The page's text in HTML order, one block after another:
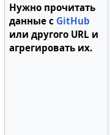
Нужно прочитать
данные с GitHub
или другого URL и
агрегировать их.